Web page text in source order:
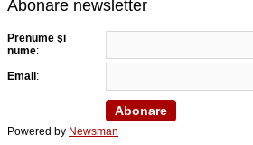
Abonare newsletter
Prenume şi
nume:
Email :
Powered by Newsman